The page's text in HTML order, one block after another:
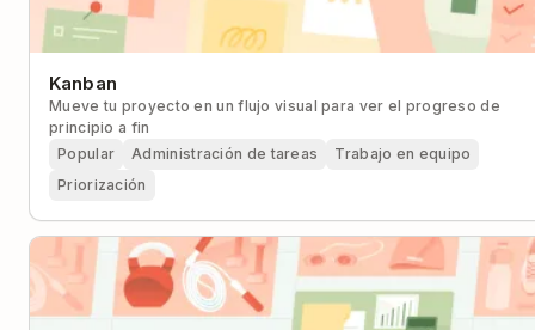
Kanban
Mueve tu proyecto en un flujo visual para ver el progreso de
principio a fin
Popular
Administración de tareas
Trabajo en equipo
Priorización